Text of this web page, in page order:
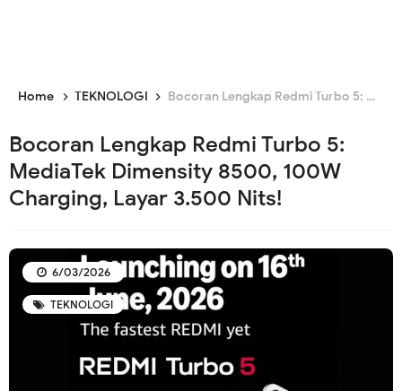
Home TEKNOLOGI Bocoran Lengkap Redmi Turbo 5: MediaTek Dimensity 8500, 100W Charging, Layar 3.500 Nits!
Bocoran Lengkap Redmi Turbo 5:
MediaTek Dimensity 8500, 100W
Charging, Layar 3.500 Nits!
TEKNOLOGI
6/03/2026